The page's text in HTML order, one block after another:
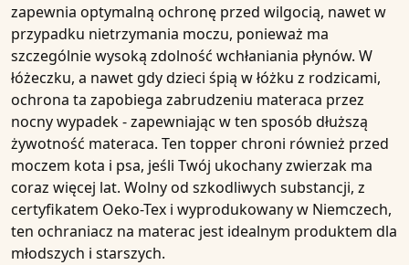
zapewnia optymalną ochronę przed wilgocią, nawet w
przypadku nietrzymania moczu, ponieważ ma
szczególnie wysoką zdolność wchłaniania płynów. W
łóżeczku, a nawet gdy dzieci śpią w łóżku z rodzicami,
ochrona ta zapobiega zabrudzeniu materaca przez
nocny wypadek - zapewniając w ten sposób dłuższą
żywotność materaca. Ten topper chroni również przed
moczem kota i psa, jeśli Twój ukochany zwierzak ma
coraz więcej lat. Wolny od szkodliwych substancji, z
certyfikatem Oeko-Tex i wyprodukowany w Niemczech,
ten ochraniacz na materac jest idealnym produktem dla
młodszych i starszych.